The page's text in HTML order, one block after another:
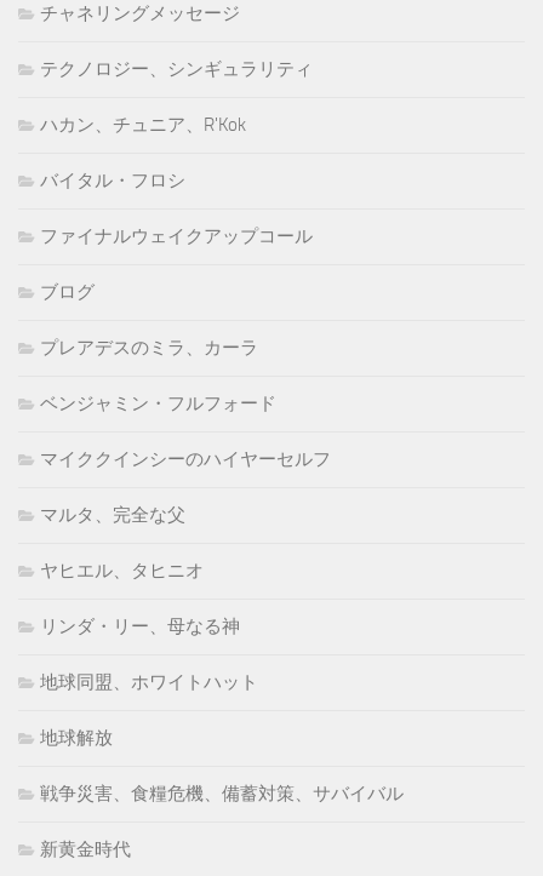
チャネリングメッセージ
テクノロジー、シンギュラリティ
ハカン、チュニア、R'Kok
バイタル・フロシ
ファイナルウェイクアップコール
ブログ
プレアデスのミラ、カーラ
ベンジャミン・フルフォード
マイククインシーのハイヤーセルフ
マルタ、完全な父
ヤヒエル、タヒニオ
リンダ・リー、母なる神
地球同盟、ホワイトハット
地球解放
戦争災害、食糧危機、備蓄対策、サバイバル
新黄金時代